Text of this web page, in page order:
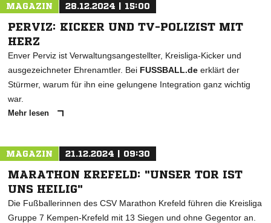
MAGAZIN 28.12.2024 | 15:00
PERVIZ: KICKER UND TV-POLIZIST MIT
HERZ
Enver Perviz ist Verwaltungsangestellter, Kreisliga-Kicker und
ausgezeichneter Ehrenamtler. Bei FUSSBALL.de erklärt der
Stürmer, warum für ihn eine gelungene Integration ganz wichtig
war.
Mehr lesen
MAGAZIN 21.12.2024 | 09:30
MARATHON KREFELD: "UNSER TOR IST
UNS HEILIG"
Die Fußballerinnen des CSV Marathon Krefeld führen die Kreisliga
Gruppe 7 Kempen-Krefeld mit 13 Siegen und ohne Gegentor an.